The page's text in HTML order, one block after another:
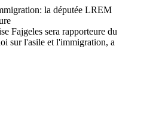
Fajgeles sera rapporteure du
sur l'asile et l'immigration, a